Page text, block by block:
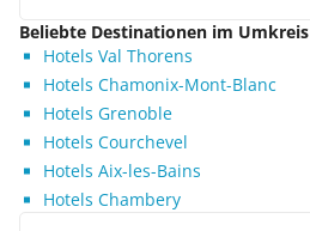
Beliebte Destinationen im Umkreis
Hotels Val Thorens
Hotels Chamonix-Mont-Blanc
Hotels Grenoble
Hotels Courchevel
Hotels Aix-les-Bains
Hotels Chambery